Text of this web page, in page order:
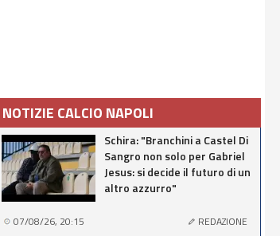
NOTIZIE CALCIO NAPOLI
Schira: "Branchini a Castel Di
Sangro non solo per Gabriel
Jesus: si decide il futuro di un
altro azzurro"
07/08/26, 20:15 REDAZIONE